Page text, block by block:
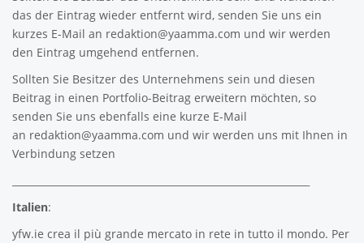
das der Eintrag wieder entfernt wird, senden Sie uns ein
kurzes E-Mail an redaktion@yaamma.com und wir werden
den Eintrag umgehend entfernen.
Sollten Sie Besitzer des Unternehmens sein und diesen
Beitrag in einen Portfolio-Beitrag erweitern möchten, so
senden Sie uns ebenfalls eine kurze E-Mail
an redaktion@yaamma.com und wir werden uns mit Ihnen in
Verbindung setzen
Italien:
yfw.ie crea il più grande mercato in rete in tutto il mondo. Per